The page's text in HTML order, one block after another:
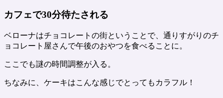
カフェで30分待たされる
ベローナはチョコレートの街ということで、通りすがりのチ
ョコレート屋さんで午後のおやつを食べることに。
ここでも謎の時間調整が入る。
ちなみに、ケーキはこんな感じでとってもカラフル！